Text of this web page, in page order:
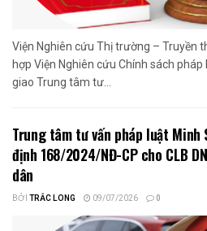
Viện Nghiên cứu Thị trường – Truyền
hợp Viện Nghiên cứu Chính sách pháp
giao Trung tâm tư...
Trung tâm tư vấn pháp luật Minh
định 168/2024/NĐ-CP cho CLB
dân
BỞI TRẮC LONG 09/07/2026 0